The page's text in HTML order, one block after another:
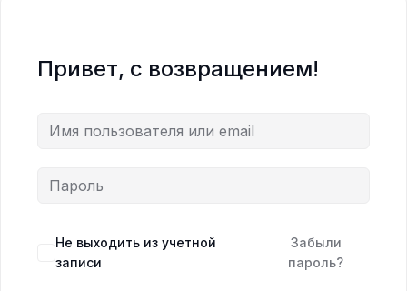
Привет, с возвращением!
Не выходить из учетной
записи
Забыли
пароль?